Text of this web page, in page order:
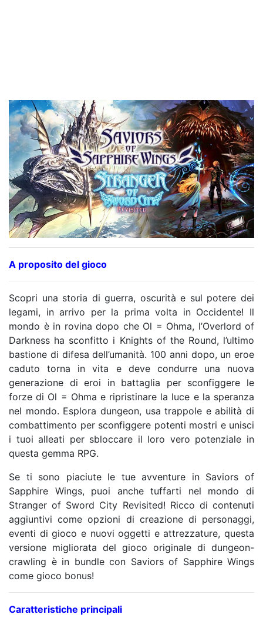
A proposito del gioco
Scopri una storia di guerra, oscurità e sul potere dei
legami, in arrivo per la prima volta in Occidente! Il
mondo è in rovina dopo che Ol = Ohma, l’Overlord of
Darkness ha sconfitto i Knights of the Round, l’ultimo
bastione di difesa dell’umanità. 100 anni dopo, un eroe
caduto torna in vita e deve condurre una nuova
generazione di eroi in battaglia per sconfiggere le
forze di Ol = Ohma e ripristinare la luce e la speranza
nel mondo. Esplora dungeon, usa trappole e abilità di
combattimento per sconfiggere potenti mostri e unisci
i tuoi alleati per sbloccare il loro vero potenziale in
questa gemma RPG.
Se ti sono piaciute le tue avventure in Saviors of
Sapphire Wings, puoi anche tuffarti nel mondo di
Stranger of Sword City Revisited! Ricco di contenuti
aggiuntivi come opzioni di creazione di personaggi,
eventi di gioco e nuovi oggetti e attrezzature, questa
versione migliorata del gioco originale di dungeon-
crawling è in bundle con Saviors of Sapphire Wings
come gioco bonus!
Caratteristiche principali